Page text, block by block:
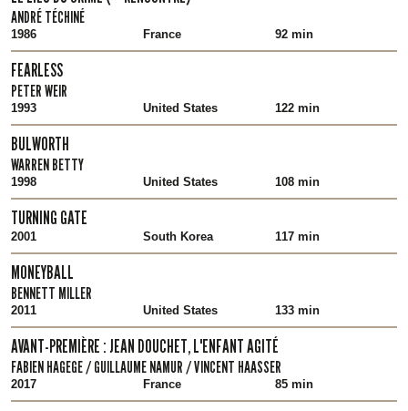
ANDRÉ TÉCHINÉ
1986 France 92 min
FEARLESS
PETER WEIR
1993 United States 122 min
BULWORTH
WARREN BETTY
1998 United States 108 min
TURNING GATE
2001 South Korea 117 min
MONEYBALL
BENNETT MILLER
2011 United States 133 min
AVANT-PREMIÈRE : JEAN DOUCHET, L'ENFANT AGITÉ
FABIEN HAGEGE / GUILLAUME NAMUR / VINCENT HAASSER
2017 France 85 min